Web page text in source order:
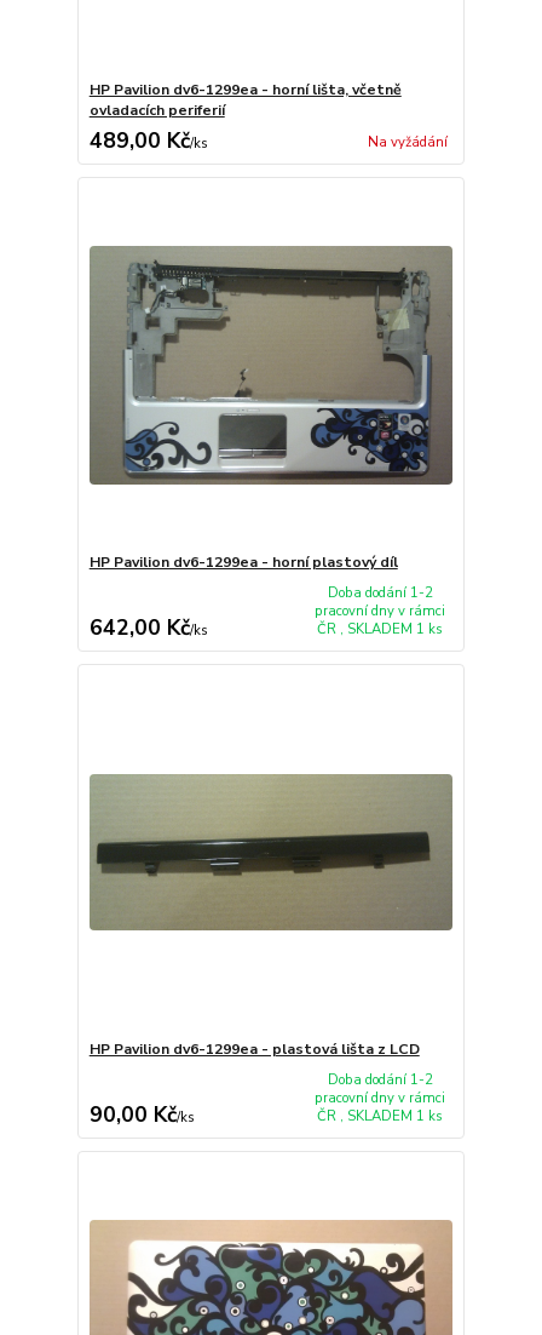
HP Pavilion dv6-1299ea - horní lišta, včetně
ovladacích periferií
489,00 Kč/ks Na vyžádání
HP Pavilion dv6-1299ea - horní plastový díl
642,00 Kč/ks
Doba dodání 1-2
pracovní dny v rámci
ČR , SKLADEM 1 ks
HP Pavilion dv6-1299ea - plastová lišta z LCD
90,00 Kč/ks
Doba dodání 1-2
pracovní dny v rámci
ČR , SKLADEM 1 ks